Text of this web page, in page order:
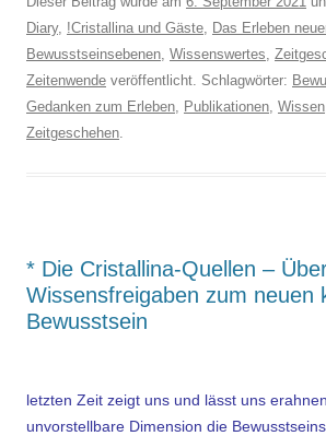
Diary, !Cristallina und Gäste, Das Erleben
Bewusstseinsebenen, Wissenswertes,
Zeitenwende veröffentlicht. Schlagwörter:
Gedanken zum Erleben, Publikationen, Wissen
Zeitgeschehen.
* Die Cristallina-Quellen –
Wissensfreigaben zum neuen
Bewusstsein
letzten Zeit zeigt uns und lässt uns
unvorstellbare Dimension die